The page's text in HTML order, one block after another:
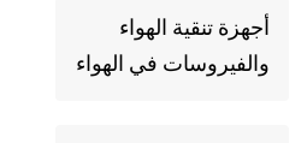
أجهزة تنقية الهواء
والفيروسات في الهواء